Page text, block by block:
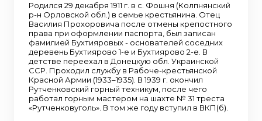
Родился 29 декабря 1911 г. в с. Фошня (Колпнянский
р-н Орловской обл.) в семье крестьянина. Отец
Василия Прохоровича после отмены крепостного
права при оформлении паспорта, был записан
фамилией Бухтияровых - основателей соседних
деревень Бухтиярово 1-е и Бухтиярово 2-е. В
детстве переехал в Донецкую обл. Украинской
ССР. Проходил службу в Рабоче-крестьянской
Красной Армии (1933–1935). В 1939 г. окончил
Рутченковский горный техникум, после чего
работал горным мастером на шахте № 31 треста
«Рутченковуголь». В том же году вступил в ВКП(б).